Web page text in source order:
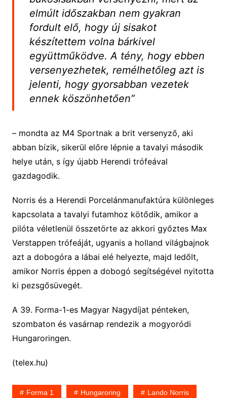
elmúlt időszakban nem gyakran
fordult elő, hogy új sisakot
készítettem volna bárkivel
együttműködve. A tény, hogy ebben
versenyezhetek, remélhetőleg azt is
jelenti, hogy gyorsabban vezetek
ennek köszönhetően”
– mondta az M4 Sportnak a brit versenyző, aki
abban bízik, sikerül előre lépnie a tavalyi második
helye után, s így újabb Herendi trófeával
gazdagodik.
Norris és a Herendi Porcelánmanufaktúra különleges
kapcsolata a tavalyi futamhoz kötődik, amikor a
pilóta véletlenül összetörte az akkori győztes Max
Verstappen trófeáját, ugyanis a holland világbajnok
azt a dobogóra a lábai elé helyezte, majd ledőlt,
amikor Norris éppen a dobogó segítségével nyitotta
ki pezsgősüvegét.
A 39. Forma-1-es Magyar Nagydíjat pénteken,
szombaton és vasárnap rendezik a mogyoródi
Hungaroringen.
(telex.hu)
Forma 1 Hungaroring Lando Norris